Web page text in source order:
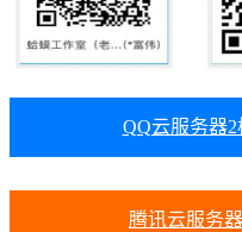
QQ云服务器2
腾讯云服务